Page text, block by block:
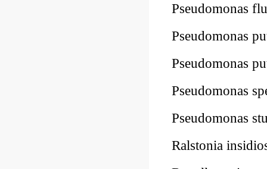
Pseudomonas
Pseudomonas
Pseudomonas
Pseudomonas
Pseudomonas
Ralstonia